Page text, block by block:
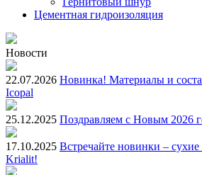
Цементная гидроизоляция
Новости
22.07.2026 Новинка! Материалы и
Icopal
25.12.2025 Поздравляем с Новым 2026
17.10.2025 Встречайте новинки –
Krialit!